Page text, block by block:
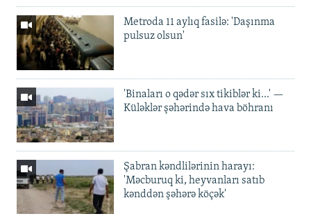
Metroda 11 aylıq fasilə: 'Daşınma
pulsuz olsun'
'Binaları o qədər sıx tikiblər ki...' —
Küləklər şəhərində hava böhranı
Şabran kəndlilərinin harayı:
'Məcburuq ki, heyvanları satıb
kənddən şəhərə köçək'